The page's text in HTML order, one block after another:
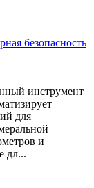
безопасность
инструмент
для
и
дл...